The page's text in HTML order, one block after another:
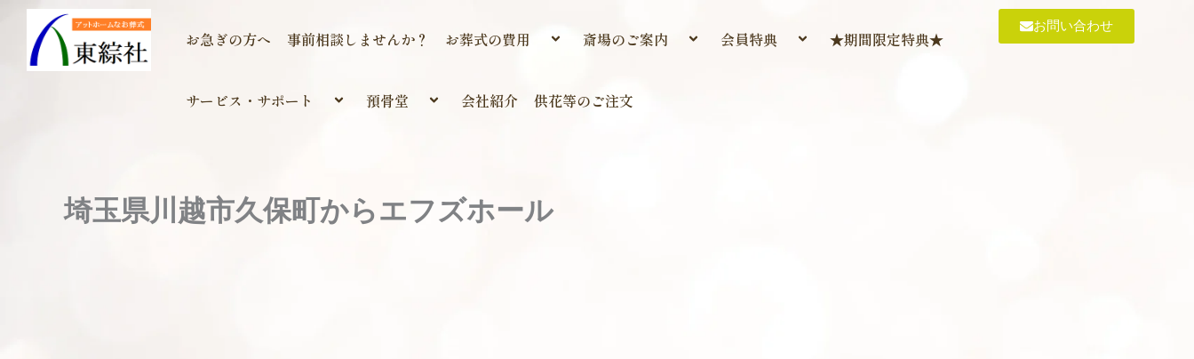
お急ぎの方へ 事前相談しませんか？ お葬式の費用 斎場のご案内 会員特典 ★期間限定特典★
サービス・サポート 預骨堂 会社紹介 供花等のご注文
お問い合わせ
埼玉県川越市久保町からエフズホール